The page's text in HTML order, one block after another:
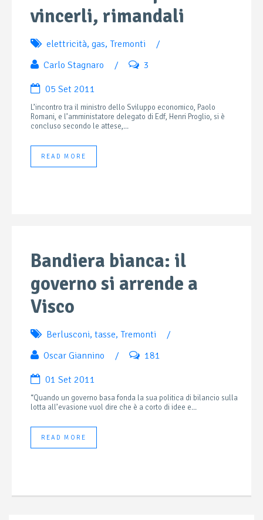
vincerli, rimandali
elettricità, gas, Tremonti
/
Carlo Stagnaro
/ 3
05 Set 2011
L’incontro tra il ministro dello Sviluppo economico, Paolo
Romani, e l’amministatore delegato di Edf, Henri Proglio, si è
concluso secondo le attese,...
READ MORE
Bandiera bianca: il
governo si arrende a
Visco
Berlusconi, tasse, Tremonti
/
Oscar Giannino
/ 181
01 Set 2011
“Quando un governo basa fonda la sua politica di bilancio sulla
lotta all’evasione vuol dire che è a corto di idee e...
READ MORE